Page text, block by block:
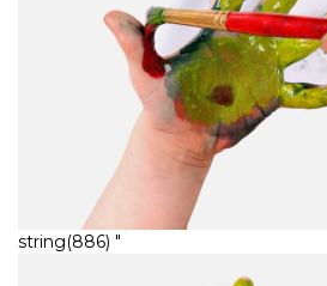
string(886) "